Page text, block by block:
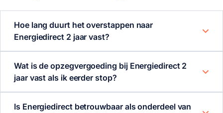
Hoe lang duurt het overstappen naar
Energiedirect 2 jaar vast?
Wat is de opzegvergoeding bij Energiedirect 2
jaar vast als ik eerder stop?
Is Energiedirect betrouwbaar als onderdeel van